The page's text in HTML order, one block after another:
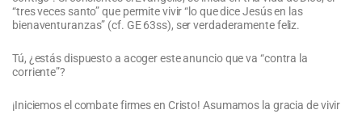
“tres veces santo” que permite vivir “lo que dice Jesús en las
bienaventuranzas” (cf. GE 63ss), ser verdaderamente feliz.
Tú, ¿estás dispuesto a acoger este anuncio que va “contra la
corriente”?
¡Iniciemos el combate firmes en Cristo! Asumamos la gracia de vivir